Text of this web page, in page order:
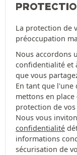
La protection de
préoccupation
Nous accordons
confidentialité et
que vous
En tant que
mettons en
protection de
Nous vous
confidentialité
informations
sécurisation de